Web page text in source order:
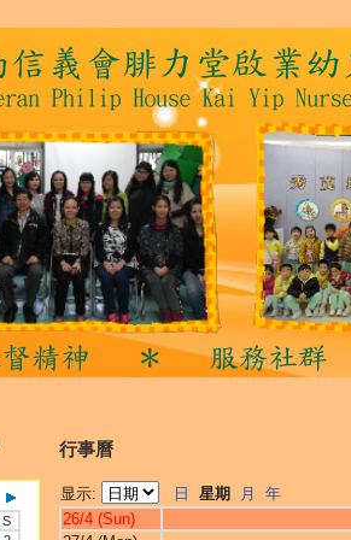
S
行事曆
显示: 日 星期 月 年
26/4 (Sun)